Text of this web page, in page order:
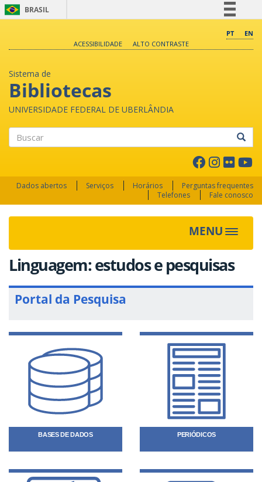
BRASIL
Comunica BR
PT
EN
ACESSIBILIDADE
ALTO CONTRASTE
Sistema de
Bibliotecas
UNIVERSIDADE FEDERAL DE UBERLÂNDIA
Dados abertos Serviços Horários
Perguntas frequentes
Telefones
Fale conosco
MENU Toggle
Linguagem: estudos e pesquisas
Portal da Pesquisa
BASES DE DADOS PERIÓDICOS